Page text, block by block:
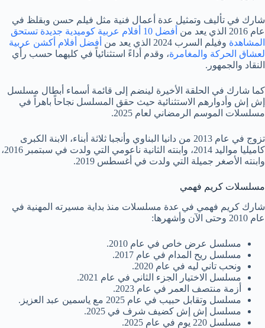
شارك في تأليف وتمثيل عدة أعمال فنية مثل فيلم حسن وبقلظ في
عام 2016 الذي يعد من
أفضل 10 أفلام عربية كوميدية جديدة تستحق
المشاهدة وفيلم السرب 2024 الذي يعد من
أفضل أفلام أكشن عربية
لعشاق الحركة والمغامرة، وقدم أداءً استثنائياً في كليهما حسب رأي
النقاد والجمهور.
كما شارك في الحلقة الأخيرة لينضم إلى قائمة أسماء أبطال مسلسل
إش إش وأدوارهم الاستثنائية حيث حقق المسلسل نجاحاً باهراً في
مسلسلات الموسم الرمضاني لعام 2025.
تزوج في عام 2013 من دانيا البناوي وأنجبا ثلاثة أبناء، الابنة الكبرى
كاميليا مواليد 2014، وابنته الثانية ناعومي التي ولدت في سبتمبر 2016،
وابنته الأصغر جميلة التي ولدت في أغسطس 2019.
مسلسلات كريم فهمي
شارك كريم فهمي في عدة مسلسلات منذ بداية مسيرته المهنية في
عام 2010 وحتى الآن وأشهرها:
مسلسل عرض خاص في عام 2010.
مسلسل ريح المدام في عام 2017.
ونحب تاني ليه في عام 2020.
مسلسل الاختيار الجزء الثاني في عام 2021.
أزمة منتصف العمر في عام 2023.
مسلسل وتقابل حبيب في عام 2025 مع ياسمين عبد العزيز.
مسلسل إش إش كضيف شرف في 2025.
مسلسل 220 يوم في عام 2025.